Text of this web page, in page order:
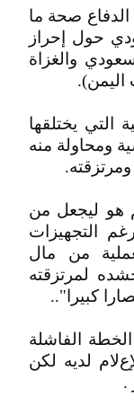
صحة ما
حول إحراز
والغزاة
اليمن).
التي يختلقها
ومحاولة منه
هو ليجعل من
التجهيزات
من مال
لمرتزقته
كبيرا"..
الفاشلة
لديه لكن
.